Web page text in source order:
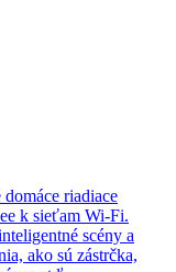
riadiace
k sieťam Wi-Fi.
scény a
ako sú zástrčka,